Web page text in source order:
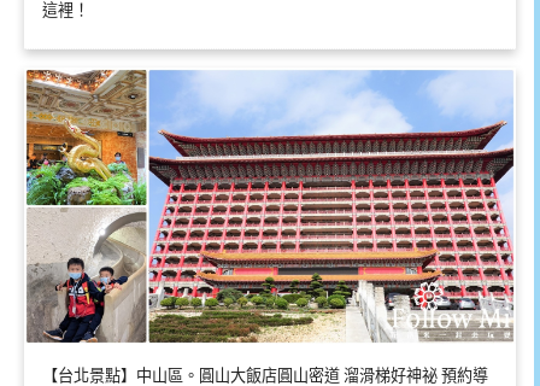
這裡！
【台北景點】中山區。圓山大飯店圓山密道 溜滑梯好神祕 預約導